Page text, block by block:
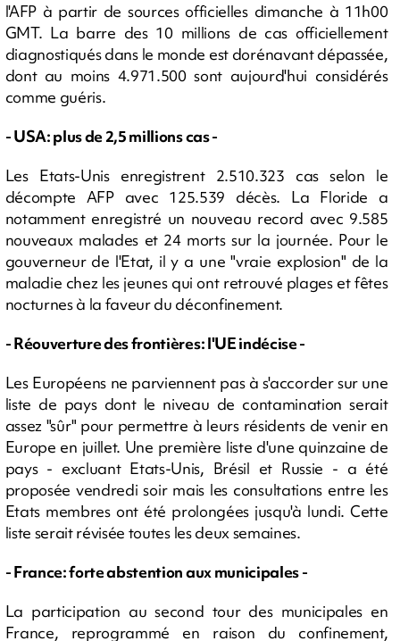
l'AFP à partir de sources officielles dimanche à 11h00
GMT. La barre des 10 millions de cas officiellement
diagnostiqués dans le monde est dorénavant dépassée,
dont au moins 4.971.500 sont aujourd'hui considérés
comme guéris.
- USA: plus de 2,5 millions cas -
Les Etats-Unis enregistrent 2.510.323 cas selon le
décompte AFP avec 125.539 décès. La Floride a
notamment enregistré un nouveau record avec 9.585
nouveaux malades et 24 morts sur la journée. Pour le
gouverneur de l'Etat, il y a une "vraie explosion" de la
maladie chez les jeunes qui ont retrouvé plages et fêtes
nocturnes à la faveur du déconfinement.
- Réouverture des frontières: l'UE indécise -
Les Européens ne parviennent pas à s'accorder sur une
liste de pays dont le niveau de contamination serait
assez "sûr" pour permettre à leurs résidents de venir en
Europe en juillet. Une première liste d'une quinzaine de
pays - excluant Etats-Unis, Brésil et Russie - a été
proposée vendredi soir mais les consultations entre les
Etats membres ont été prolongées jusqu'à lundi. Cette
liste serait révisée toutes les deux semaines.
- France: forte abstention aux municipales -
La participation au second tour des municipales en
France, reprogrammé en raison du confinement,